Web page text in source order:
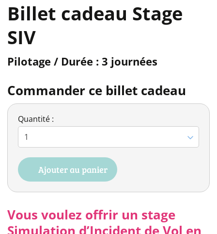
Billet cadeau Stage
SIV
Pilotage / Durée : 3 journées
Vous voulez offrir un stage
Commander ce billet cadeau
Quantité :
Ajouter au panier